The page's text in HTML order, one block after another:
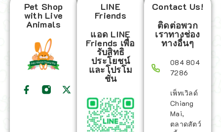
Pet Shop
with Live
Animals
LINE
Friends
แอด LINE
Friends เพื่อ
รับสิทธิ
ประโยชน์
และโปรโม
ชั่น
Contact Us!
ติดต่อพวก
เราทางช่อง
ทางอื่นๆ
084 804
7286
เพ็ทเวิลด์
Chiang
Mai,
ตลาดสัตว์